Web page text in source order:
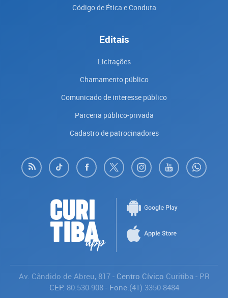
Código de Ética e Conduta
Editais
Licitações
Chamamento público
Comunicado de interesse público
Parceria público-privada
Cadastro de patrocinadores
Av. Cândido de Abreu, 817- Centro Cívico Curitiba - PR
CEP: 80.530-908- Fone:(41) 3350-8484